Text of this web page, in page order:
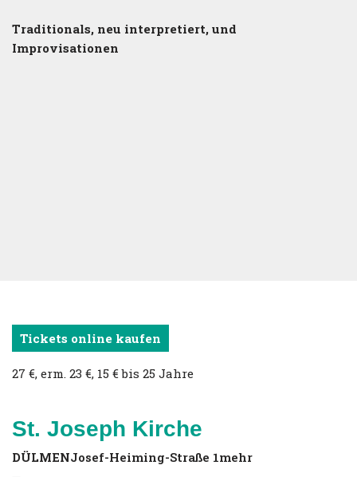
Traditionals, neu interpretiert, und
Improvisationen
Tickets online kaufen
27 €, erm. 23 €, 15 € bis 25 Jahre
St. Joseph Kirche
DÜLMENJosef-Heiming-Straße 1mehr